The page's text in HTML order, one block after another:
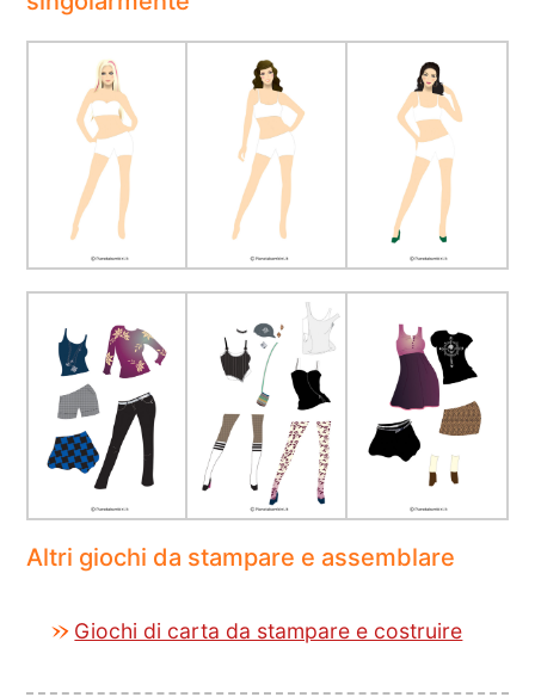
Altri giochi da stampare e assemblare
Giochi di carta da stampare e costruire